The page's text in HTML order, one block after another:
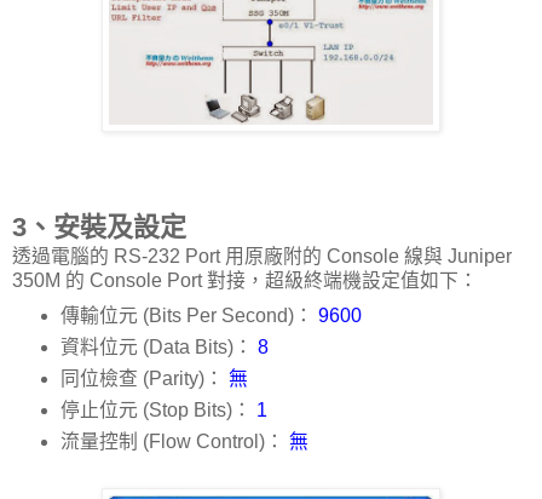
3、安裝及設定
透過電腦的 RS-232 Port 用原廠附的 Console 線與 Juniper
350M 的 Console Port 對接，超級終端機設定值如下：
傳輸位元 (Bits Per Second)： 9600
資料位元 (Data Bits)： 8
同位檢查 (Parity)： 無
停止位元 (Stop Bits)： 1
流量控制 (Flow Control)： 無